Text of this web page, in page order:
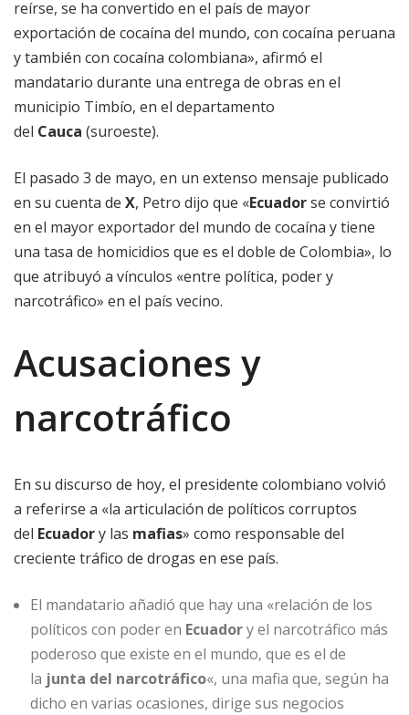
reírse, se ha convertido en el país de mayor
exportación de cocaína del mundo, con cocaína peruana
y también con cocaína colombiana», afirmó el
mandatario durante una entrega de obras en el
municipio Timbío, en el departamento
del Cauca (suroeste).
El pasado 3 de mayo, en un extenso mensaje publicado
en su cuenta de X, Petro dijo que «Ecuadorse convirtió
en el mayor exportador del mundo de cocaína y tiene
una tasa de homicidios que es el doble de Colombia», lo
que atribuyó a vínculos «entre política, poder y
narcotráfico» en el país vecino.
Acusaciones y
narcotráfico
En su discurso de hoy, el presidente colombiano volvió
a referirse a «la articulación de políticos corruptos
del Ecuadory las mafias» como responsable del
creciente tráfico de drogas en ese país.
El mandatario añadió que hay una «relación de los
políticos con poder en Ecuadory el narcotráfico más
poderoso que existe en el mundo, que es el de
la junta del narcotráfico«, una mafia que, según ha
dicho en varias ocasiones, dirige sus negocios